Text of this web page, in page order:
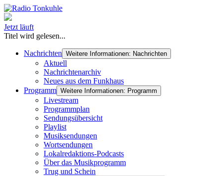
Jetzt läuft
Titel wird gelesen...
Nachrichten Weitere Informationen: Nachrichten
Aktuell
Nachrichtenarchiv
Neues aus dem Funkhaus
Programm Weitere Informationen: Programm
Livestream
Programmplan
Sendungsübersicht
Playlist
Musiksendungen
Wortsendungen
Lokalredaktions-Podcasts
Über das Musikprogramm
Trug und Schein